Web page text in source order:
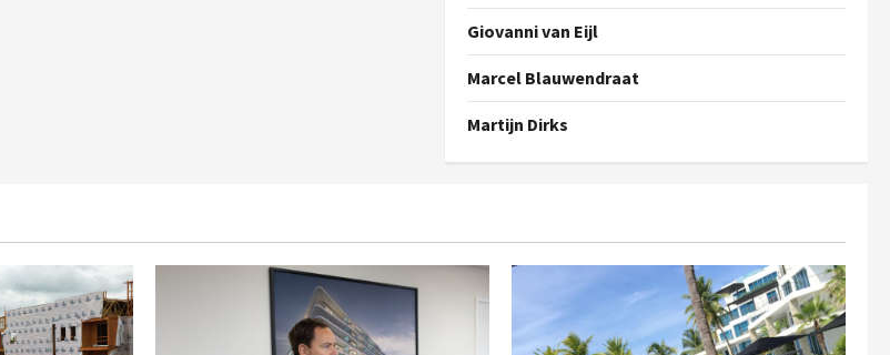
Giovanni van Eijl
Marcel Blauwendraat
Martijn Dirks